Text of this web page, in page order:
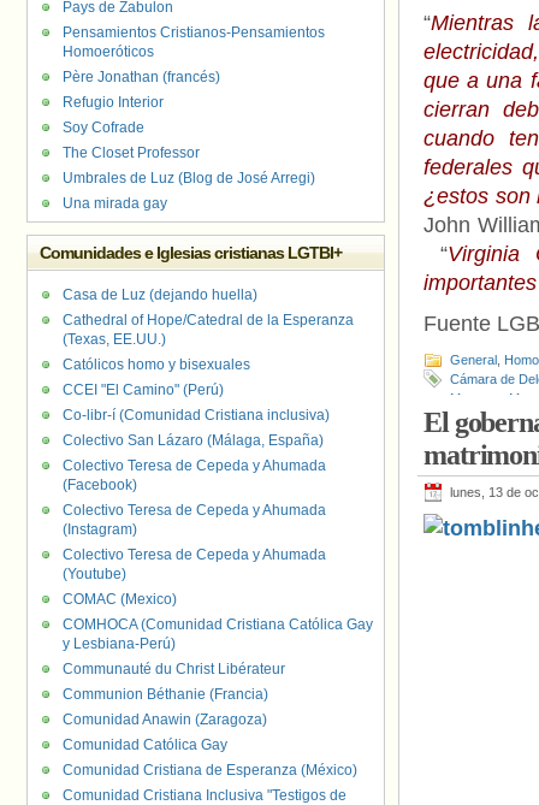
“Mientras
que a una
cierran
cuando
federales
¿estos son
John
“Virginia
Fuente
General
Cámara de
Menores
Martin,Patrick
El
lunes, 13 de
Pays de Zabulon
Pensamientos Cristianos-Pensamientos
Homoeróticos
Père Jonathan (francés)
Refugio Interior
Soy Cofrade
The Closet Professor
Umbrales de Luz (Blog de José Arregi)
Una mirada gay
Comunidades e Iglesias cristianas LGTBI+
Casa de Luz (dejando huella)
Cathedral of Hope/Catedral de la Esperanza
(Texas, EE.UU.)
Católicos homo y bisexuales
CCEI "El Camino" (Perú)
Co-libr-í (Comunidad Cristiana inclusiva)
Colectivo San Lázaro (Málaga, España)
Colectivo Teresa de Cepeda y Ahumada
(Facebook)
Colectivo Teresa de Cepeda y Ahumada
(Instagram)
Colectivo Teresa de Cepeda y Ahumada
(Youtube)
COMAC (Mexico)
COMHOCA (Comunidad Cristiana Católica Gay
y Lesbiana-Perú)
Communauté du Christ Libérateur
Communion Béthanie (Francia)
Comunidad Anawin (Zaragoza)
Comunidad Católica Gay
Comunidad Cristiana de Esperanza (México)
Comunidad Cristiana Inclusiva "Testigos de